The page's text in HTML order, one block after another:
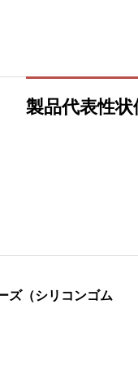
製品代表性
（シリコンゴム